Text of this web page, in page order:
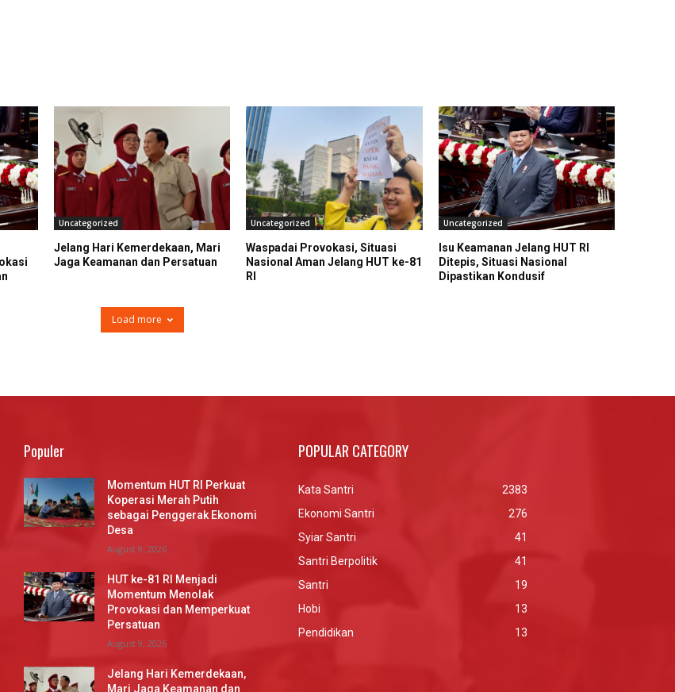
Uncategorized
Jelang Hari Kemerdekaan, Mari
Jaga Keamanan dan Persatuan
Uncategorized
Waspadai Provokasi, Situasi
Nasional Aman Jelang HUT ke-81
RI
Uncategorized
Isu Keamanan Jelang HUT RI
Ditepis, Situasi Nasional
Dipastikan Kondusif
Load more
Populer
Momentum HUT RI Perkuat
Koperasi Merah Putih
sebagai Penggerak Ekonomi
Desa
August 9, 2026
HUT ke-81 RI Menjadi
Momentum Menolak
Provokasi dan Memperkuat
Persatuan
August 9, 2026
Jelang Hari Kemerdekaan,
Mari Jaga Keamanan dan
POPULAR CATEGORY
Kata Santri
2383
Ekonomi Santri
276
Syiar Santri
41
Santri Berpolitik
41
Santri
19
Hobi
13
Pendidikan
13